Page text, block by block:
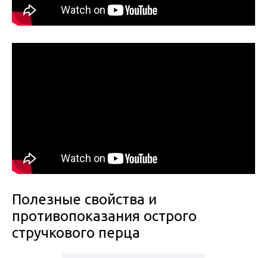
Полезные свойства и
противопоказания острого
стручкового перца